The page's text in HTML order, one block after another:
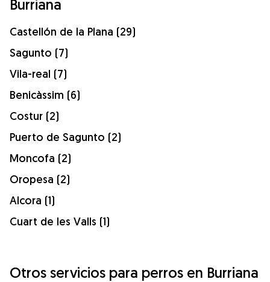
Burriana
Castellón de la Plana (29)
Sagunto (7)
Vila-real (7)
Benicàssim (6)
Costur (2)
Puerto de Sagunto (2)
Moncofa (2)
Oropesa (2)
Alcora (1)
Cuart de les Valls (1)
Otros servicios para perros en Burriana